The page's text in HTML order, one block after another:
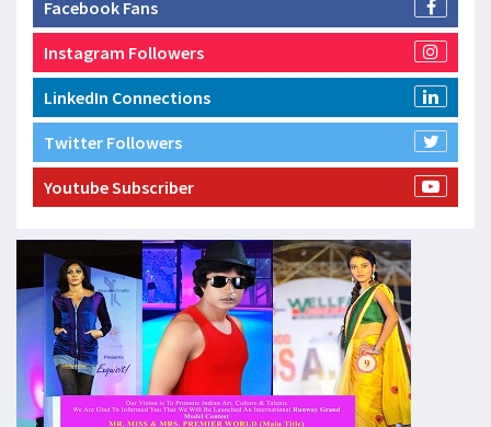
Facebook Fans
Instagram Followers
LinkedIn Connections
Twitter Followers
Youtube Subscriber